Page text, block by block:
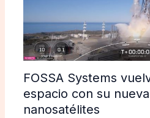
FOSSA Systems
espacio con su
nanosatélites